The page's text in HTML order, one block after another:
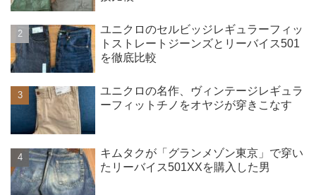
ユニクロのセルビッジレギュラーフィッ
トストレートジーンズとリーバイス501
を徹底比較
ユニクロの名作、ヴィンテージレギュラ
ーフィットチノをオヤジが穿きこなす
キムタクが「グランメゾン東京」で穿い
たリーバイス501XXを購入した男